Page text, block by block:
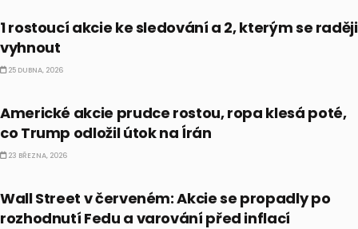
1 rostoucí akcie ke sledování a 2, kterým se raději
vyhnout
25 DUBNA, 2026
Americké akcie prudce rostou, ropa klesá poté,
co Trump odložil útok na Írán
23 BŘEZNA, 2026
Wall Street v červeném: Akcie se propadly po
rozhodnutí Fedu a varování před inflací